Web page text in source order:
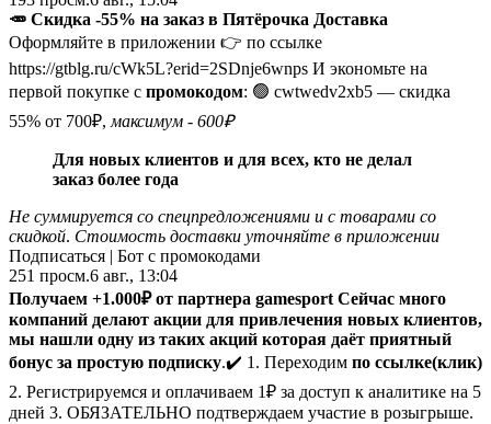
🥕 Скидка -55% на заказ в Пятёрочка Доставка
Оформляйте в приложении 👉 по ссылке
https://gtblg.ru/cWk5L?erid=2SDnje6wnps И экономьте на
первой покупке с промокодом: 🟢 cwtwedv2xb5 — скидка
55% от 700₽, максимум - 600₽
Для новых клиентов и для всех, кто не делал
заказ более года
Не суммируется со спецпредложениями и с товарами со
скидкой. Стоимость доставки уточняйте в приложении
Подписаться | Бот с промокодами
251 просм.6 авг., 13:04
Получаем +1.000₽ от партнера gamesport Сейчас много
компаний делают акции для привлечения новых клиентов,
мы нашли одну из таких акций которая даёт приятный
бонус за простую подписку.✔️ 1. Переходим по ссылке(клик)
2. Регистрируемся и оплачиваем 1₽ за доступ к аналитике на 5
дней 3. ОБЯЗАТЕЛЬНО подтверждаем участие в розыгрыше.